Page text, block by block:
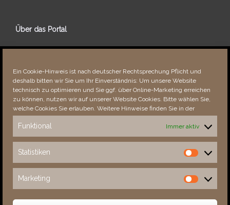
Ein Cookie-Hinweis ist nach deutscher Rechtsprechung Pflicht und
deshalb bitten wir Sie um Ihr Einverständnis: Um unsere Website
technisch zu optimieren und Sie ggf. über Online-Marketing erreichen
zu können, nutzen wir auf unserer Website Cookies. Bitte wählen Sie,
welche Cookies Sie erlauben. Weitere Hinweise finden Sie in der
Funktional Immer aktiv
Statistiken
Statistiken
Marketing
Marketing
Über das Portal
Über dieses Portal
Fehler bemerkt?
Besucher seit 08/​2021
This Week
36016